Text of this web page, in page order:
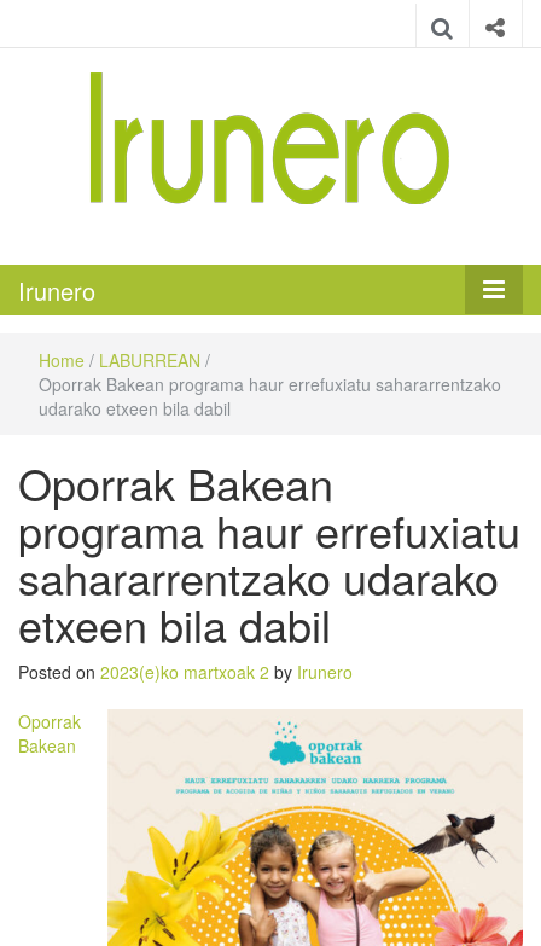
Irunero
Home / LABURREAN /
Oporrak Bakean programa haur errefuxiatu sahararrentzako
udarako etxeen bila dabil
Oporrak Bakean
programa haur errefuxiatu
sahararrentzako udarako
etxeen bila dabil
Posted on 2023(e)ko martxoak 2 by Irunero
Oporrak
Bakean